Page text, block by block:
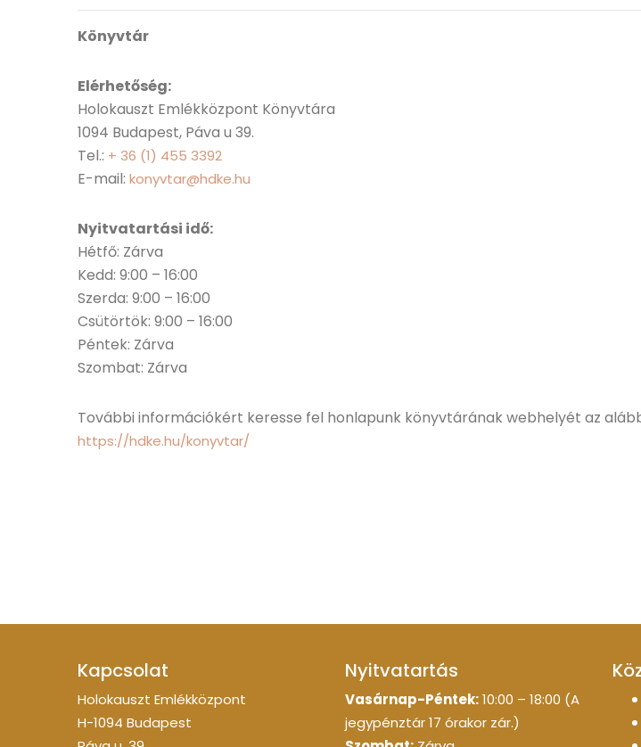
Könyvtár
Elérhetőség:
Holokauszt Emlékközpont Könyvtára
1094 Budapest, Páva u 39.
Tel.: + 36 (1) 455 3392
E-mail: konyvtar@hdke.hu
Nyitvatartási idő:
Hétfő: Zárva
Kedd: 9:00 – 16:00
Szerda: 9:00 – 16:00
Csütörtök: 9:00 – 16:00
Péntek: Zárva
Szombat: Zárva
További információkért keresse fel honlapunk könyvtárának webhelyét az
https://hdke.hu/konyvtar/
Kapcsolat
Holokauszt Emlékközpont
H-1094 Budapest
Nyitvatartás
Vasárnap-Péntek:10:00 – 18:00 (A
jegypénztár 17 órakor zár.)